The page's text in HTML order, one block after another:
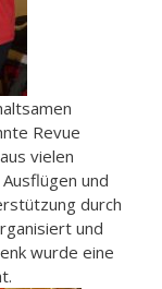
Revue
vielen
und
durch
und
wurde eine